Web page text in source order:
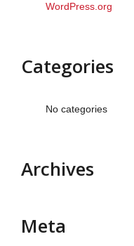
WordPress.org
Categories
No categories
Archives
Meta